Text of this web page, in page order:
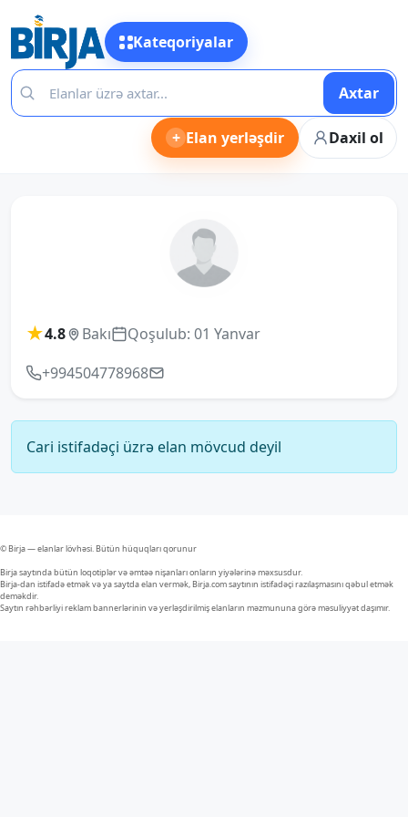
Kateqoriyalar
Axtar
+ Elan yerləşdir Daxil ol
★4.8 Bakı
Qoşulub: 01 Yanvar
+994504778968
Cari istifadəçi üzrə elan mövcud deyil
© Birja — elanlar lövhəsi. Bütün hüquqları qorunur
Birja saytında bütün loqotiplər və əmtəə nişanları onların yiyələrinə məxsusdur.
Birja-dan istifadə etmək və ya saytda elan vermək, Birja.com saytının istifadəçi razılaşmasını qəbul etmək
deməkdir.
Saytın rəhbərliyi reklam bannerlərinin və yerləşdirilmiş elanların məzmununa görə məsuliyyət daşımır.